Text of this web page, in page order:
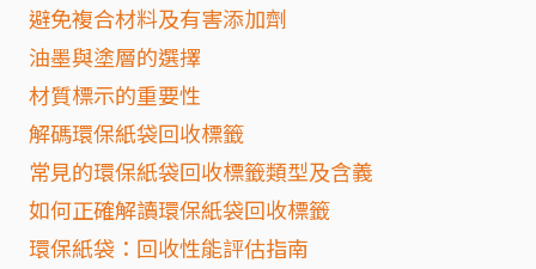
避免複合材料及有害添加劑
油墨與塗層的選擇
材質標示的重要性
解碼環保紙袋回收標籤
常見的環保紙袋回收標籤類型及含義
如何正確解讀環保紙袋回收標籤
環保紙袋：回收性能評估指南